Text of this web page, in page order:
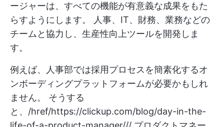
ージャーは、すべての機能が有意義な成果をもた
らすようにします。 人事、IT、財務、業務などの
チームと協力し、生産性向上ツールを開発しま
す。
例えば、人事部では採用プロセスを簡素化するオ
ンボーディングプラットフォームが必要かもしれ
ません。 そうする
と、/href/https://clickup.com/blog/day-in-the-